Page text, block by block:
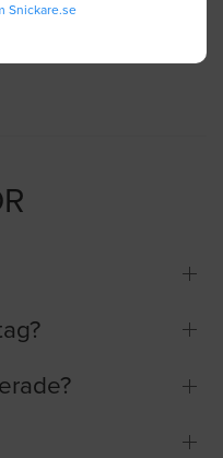
Snickare.se